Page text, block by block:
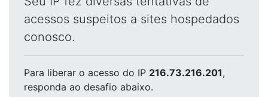
acessos suspeitos a sites hospedados
conosco.
Para liberar o acesso do IP 216.73.216.201,
responda ao desafio abaixo.